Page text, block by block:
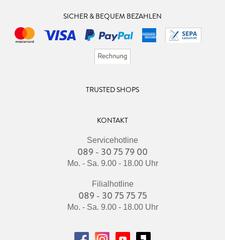
SICHER & BEQUEM BEZAHLEN
TRUSTED SHOPS
KONTAKT
Servicehotline
089 - 30 75 79 00
Mo. - Sa. 9.00 - 18.00 Uhr
Filialhotline
089 - 30 75 75 75
Mo. - Sa. 9.00 - 18.00 Uhr